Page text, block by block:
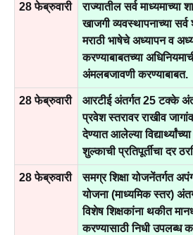
28 फेब्रुवारी
राज्यातील सर्व माध्यमाच्या
खाजगी व्यवस्थापनाच्या सर्व
मराठी भाषेचे अध्यापन व
करण्याबाबतच्या
अंमलबजावणी करण्याबाबत.
28 फेब्रुवारी
आरटीई अंतर्गत 25 टक्के
प्रवेश स्तरावर राखीव
देण्यात आलेल्या
शुल्काची प्रतिपूर्तीचा दर
28 फेब्रुवारी
समग्र शिक्षा योजनेंतर्गत
योजना (माध्यमिक स्तर)
विशेष शिक्षकांना थकीत
करण्यासाठी निधी उपलब्ध